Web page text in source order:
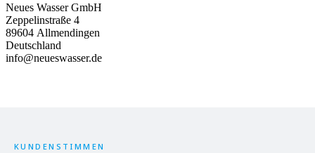
Neues Wasser GmbH
Zeppelinstraße 4
89604 Allmendingen
Deutschland
info@neueswasser.de
KUNDENSTIMMEN